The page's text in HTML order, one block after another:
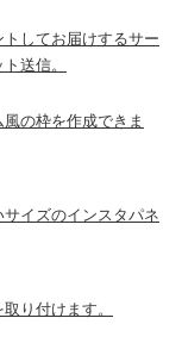
してお届けするサー
送信。
の枠を作成できま
イズのインスタパネ
り付けます。